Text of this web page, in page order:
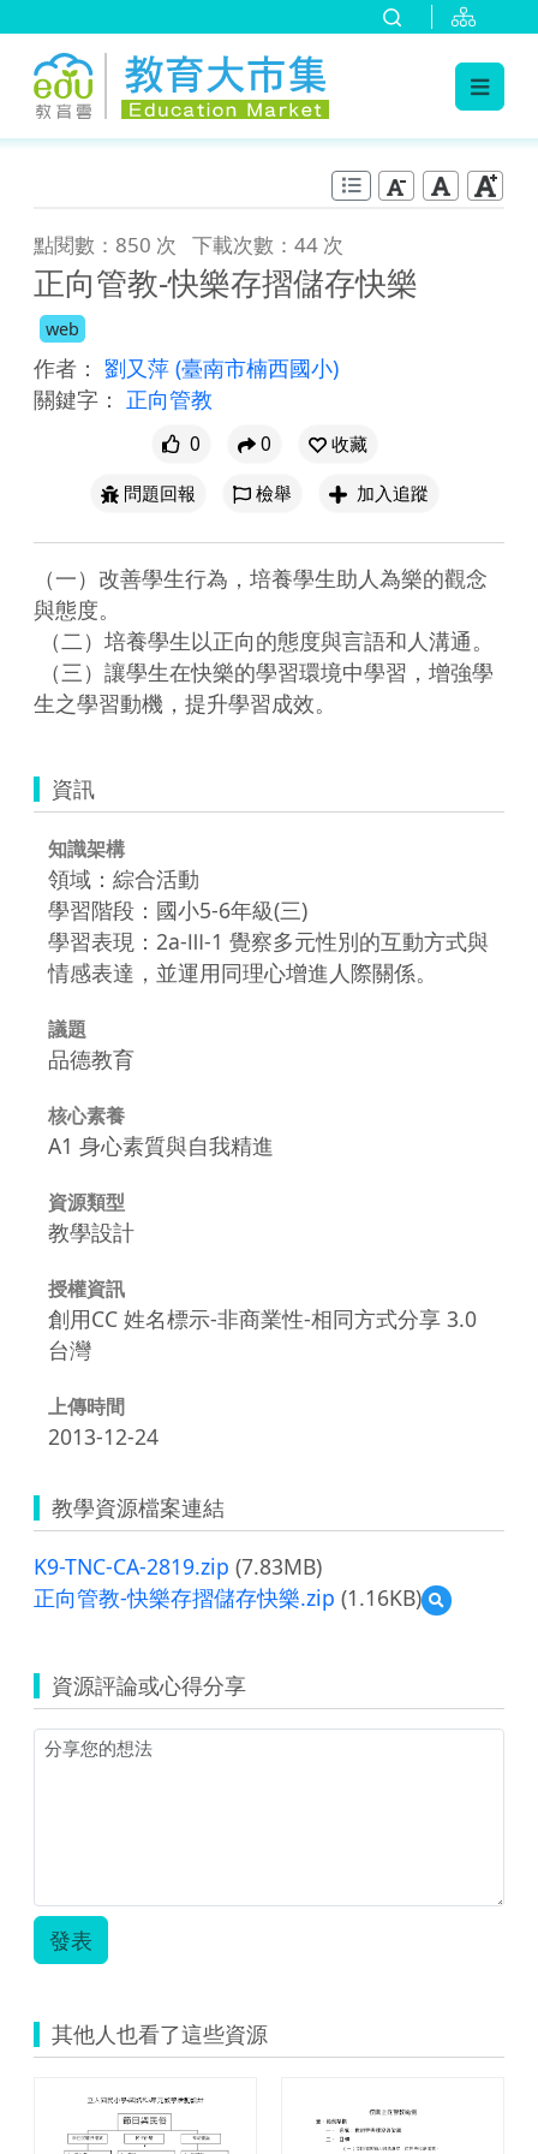
點閱數：850 次 下載次數：44 次
正向管教-快樂存摺儲存快樂
web
作者： 劉又萍 (臺南市楠西國小)
關鍵字： 正向管教
0 0
收藏
問題回報
檢舉 加入追蹤
（一）改善學生行為，培養學生助人為樂的觀念
與態度。
生之學習動機，提升學習成效。
資訊
知識架構
領域：綜合活動
學習階段：國小5-6年級(三)
學習表現：2a-Ⅲ-1 覺察多元性別的互動方式與
情感表達，並運用同理心增進人際關係。
議題
品德教育
核心素養
A1 身心素質與自我精進
資源類型
教學設計
授權資訊
創用CC 姓名標示-非商業性-相同方式分享 3.0
台灣
上傳時間
2013-12-24
教學資源檔案連結
K9-TNC-CA-2819.zip (7.83MB)
正向管教-快樂存摺儲存快樂.zip (1.16KB)
預
覽
教-
快
資源評論或心得分享
發表
其他人也看了這些資源